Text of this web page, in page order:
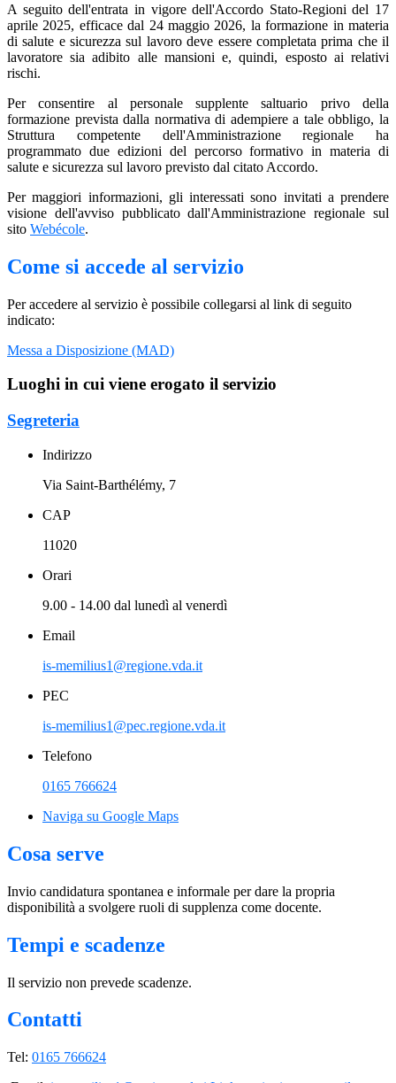
A seguito dell'entrata in vigore dell'Accordo Stato-Regioni del 17
aprile 2025, efficace dal 24 maggio 2026, la formazione in materia
di salute e sicurezza sul lavoro deve essere completata prima che il
lavoratore sia adibito alle mansioni e, quindi, esposto ai relativi
rischi.
Per consentire al personale supplente saltuario privo della
formazione prevista dalla normativa di adempiere a tale obbligo, la
Struttura competente dell'Amministrazione regionale ha
programmato due edizioni del percorso formativo in materia di
salute e sicurezza sul lavoro previsto dal citato Accordo.
Per maggiori informazioni, gli interessati sono invitati a prendere
visione dell'avviso pubblicato dall'Amministrazione regionale sul
sito Webécole.
Come si accede al servizio
Per accedere al servizio è possibile collegarsi al link di seguito
indicato:
Messa a Disposizione (MAD)
Luoghi in cui viene erogato il servizio
Segreteria
Indirizzo
Via Saint-Barthélémy, 7
CAP
11020
Orari
9.00 - 14.00 dal lunedì al venerdì
Email
is-memilius1@regione.vda.it
PEC
is-memilius1@pec.regione.vda.it
Telefono
0165 766624
Naviga su Google Maps
Cosa serve
Invio candidatura spontanea e informale per dare la propria
disponibilità a svolgere ruoli di supplenza come docente.
Tempi e scadenze
Il servizio non prevede scadenze.
Contatti
Tel: 0165 766624